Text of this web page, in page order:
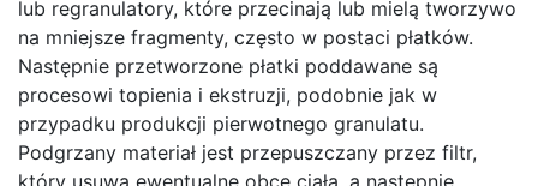
lub regranulatory, które przecinają lub mielą tworzywo
na mniejsze fragmenty, często w postaci płatków.
Następnie przetworzone płatki poddawane są
procesowi topienia i ekstruzji, podobnie jak w
przypadku produkcji pierwotnego granulatu.
Podgrzany materiał jest przepuszczany przez filtr,
który usuwa ewentualne obce ciała, a następnie